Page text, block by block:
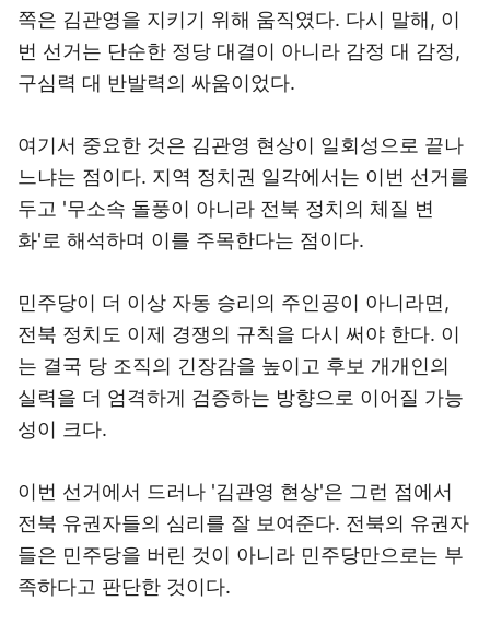
쪽은 김관영을 지키기 위해 움직였다. 다시 말해, 이
번 선거는 단순한 정당 대결이 아니라 감정 대 감정,
구심력 대 반발력의 싸움이었다.
여기서 중요한 것은 김관영 현상이 일회성으로 끝나
느냐는 점이다. 지역 정치권 일각에서는 이번 선거를
두고 '무소속 돌풍이 아니라 전북 정치의 체질 변
화'로 해석하며 이를 주목한다는 점이다.
민주당이 더 이상 자동 승리의 주인공이 아니라면,
전북 정치도 이제 경쟁의 규칙을 다시 써야 한다. 이
는 결국 당 조직의 긴장감을 높이고 후보 개개인의
실력을 더 엄격하게 검증하는 방향으로 이어질 가능
성이 크다.
이번 선거에서 드러나 '김관영 현상'은 그런 점에서
전북 유권자들의 심리를 잘 보여준다. 전북의 유권자
들은 민주당을 버린 것이 아니라 민주당만으로는 부
족하다고 판단한 것이다.